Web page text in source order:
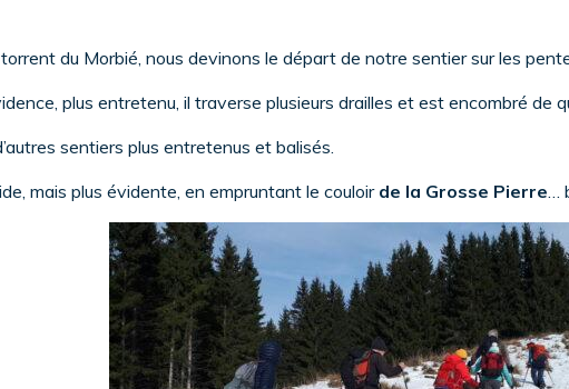
du Morbié, nous devinons le départ de notre sentier sur les
plus entretenu, il traverse plusieurs drailles et est encombré de
sentiers plus entretenus et balisés.
mais plus évidente, en empruntant le couloir de la Grosse Pierre…